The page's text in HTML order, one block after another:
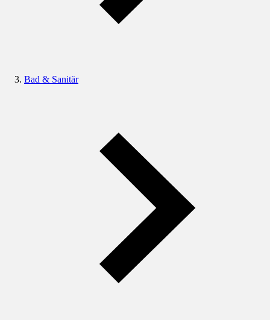
Bad & Sanitär